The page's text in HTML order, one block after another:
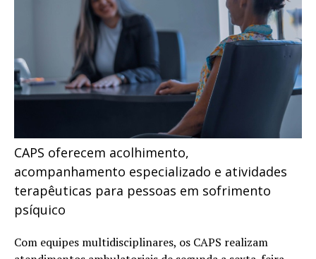
CAPS oferecem acolhimento,
acompanhamento especializado e atividades
terapêuticas para pessoas em sofrimento
psíquico
Com equipes multidisciplinares, os CAPS realizam